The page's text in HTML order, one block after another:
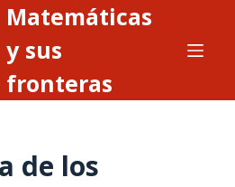
Matemáticas
y sus
fronteras
de los